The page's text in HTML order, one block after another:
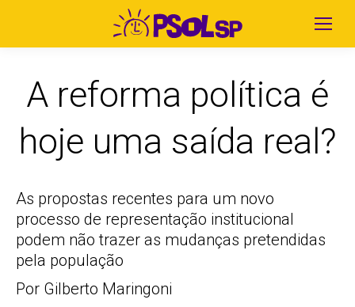
A reforma política é
hoje uma saída real?
As propostas recentes para um novo
processo de representação institucional
podem não trazer as mudanças pretendidas
pela população
Por Gilberto Maringoni